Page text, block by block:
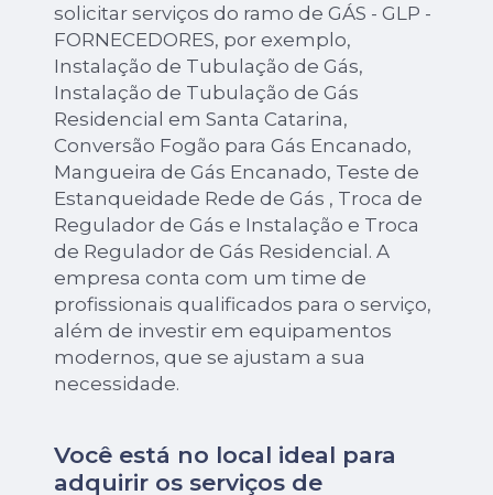
solicitar serviços do ramo de GÁS - GLP -
FORNECEDORES, por exemplo,
Instalação de Tubulação de Gás,
Instalação de Tubulação de Gás
Residencial em Santa Catarina,
Conversão Fogão para Gás Encanado,
Mangueira de Gás Encanado, Teste de
Estanqueidade Rede de Gás , Troca de
Regulador de Gás e Instalação e Troca
de Regulador de Gás Residencial. A
empresa conta com um time de
profissionais qualificados para o serviço,
além de investir em equipamentos
modernos, que se ajustam a sua
necessidade.
Você está no local ideal para
adquirir os serviços de